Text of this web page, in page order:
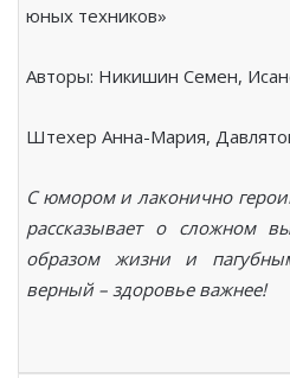
юных техников»
Авторы: Никишин Семен,
Штехер Анна-Мария,
С юмором и лаконично
рассказывает о сложном
образом жизни и
верный – здоровье важнее!